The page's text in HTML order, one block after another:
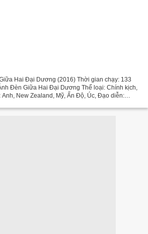
Hai Đại Dương (2016) Thời gian chạy: 133
Đèn Giữa Hai Đại Dương Thể loại: Chính kịch,
New Zealand, Mỹ, Ấn Độ, Úc, Đạo diễn: